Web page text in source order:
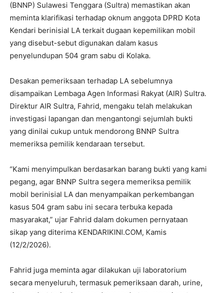
(BNNP) Sulawesi Tenggara (Sultra) memastikan akan
meminta klarifikasi terhadap oknum anggota DPRD Kota
Kendari berinisial LA terkait dugaan kepemilikan mobil
yang disebut-sebut digunakan dalam kasus
penyelundupan 504 gram sabu di Kolaka.
Desakan pemeriksaan terhadap LA sebelumnya
disampaikan Lembaga Agen Informasi Rakyat (AIR) Sultra.
Direktur AIR Sultra, Fahrid, mengaku telah melakukan
investigasi lapangan dan mengantongi sejumlah bukti
yang dinilai cukup untuk mendorong BNNP Sultra
memeriksa pemilik kendaraan tersebut.
“Kami menyimpulkan berdasarkan barang bukti yang kami
pegang, agar BNNP Sultra segera memeriksa pemilik
mobil berinisial LA dan menyampaikan perkembangan
kasus 504 gram sabu ini secara terbuka kepada
masyarakat,” ujar Fahrid dalam dokumen pernyataan
sikap yang diterima KENDARIKINI.COM, Kamis
(12/2/2026).
Fahrid juga meminta agar dilakukan uji laboratorium
secara menyeluruh, termasuk pemeriksaan darah, urine,